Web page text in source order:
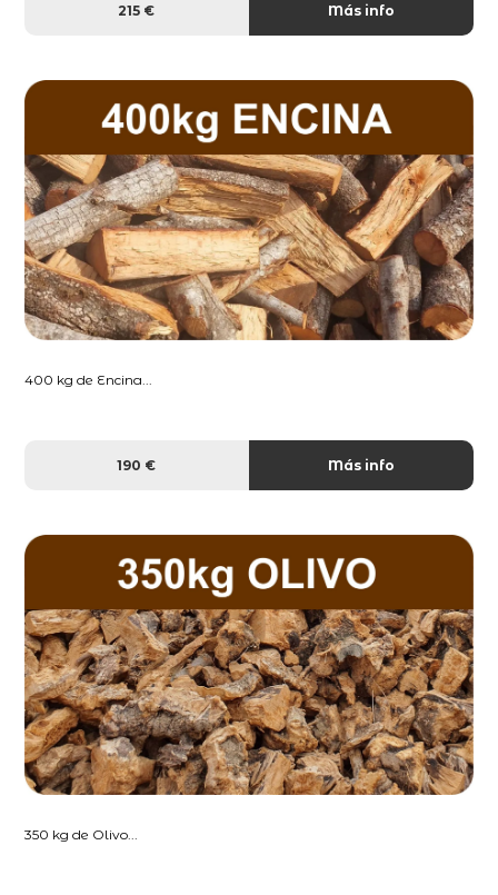
215 € Más info
400 kg de Encina...
190 € Más info
350 kg de Olivo...